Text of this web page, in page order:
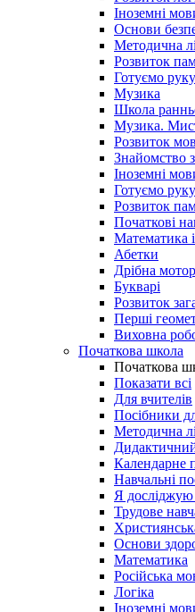
Іноземні
Основи
Методична
Розвиток
Готуємо
Музика
Школа
Музика.
Розвиток
Знайомство
Іноземні
Готуємо
Розвиток
Початкові
Математика
Абетки
Дрібна
Букварі
Розвиток
Перші
Виховна
Початкова школа
Початкова
Показати всі
Для вчителів
Посібники
Методична
Календарне
Навчальні
Я досліджую
Трудове
Основи
Математика
Російська
Логіка
Іноземні